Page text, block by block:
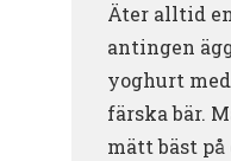
Äter alltid
antingen
yoghurt
färska bär.
mätt bäst